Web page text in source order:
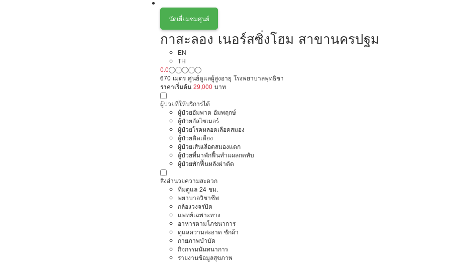
นัดเยี่ยมชมศูนย์
กาสะลอง เนอร์สซิ่งโฮม สาขานครปฐม
EN
TH
0.0
670 เมตร ศูนย์ดูแลผู้สูงอายุ โรงพยาบาลพุทธิชา
ราคาเริ่มต้น 29,000 บาท
ผู้ป่วยที่ให้บริการได้
ผู้ป่วยอัมพาต อัมพฤกษ์
ผู้ป่วยอัลไซเมอร์
ผู้ป่วยโรคหลอดเลือดสมอง
ผู้ป่วยติดเตียง
ผู้ป่วยเส้นเลือดสมองแตก
ผู้ป่วยที่มาพักฟื้นทำแผลกดทับ
ผู้ป่วยพักฟื้นหลังผ่าตัด
สิ่งอำนวยความสะดวก
ทีมดูแล 24 ชม.
พยาบาลวิชาชีพ
กล้องวงจรปิด
แพทย์เฉพาะทาง
อาหารตามโภชนาการ
ดูแลความสะอาด ซักผ้า
กายภาพบำบัด
กิจกรรมนันทนาการ
รายงานข้อมูลสุขภาพ